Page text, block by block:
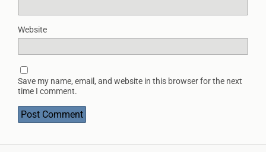
Website
Save my name, email, and website in this browser for the next
time I comment.